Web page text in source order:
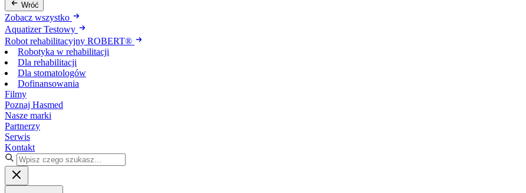
Wróć
Zobacz wszystko
Aquatizer Testowy
Robot rehabilitacyjny ROBERT®
Robotyka w rehabilitacji
Dla rehabilitacji
Dla stomatologów
Dofinansowania
Filmy
Poznaj Hasmed
Nasze marki
Partnerzy
Serwis
Kontakt